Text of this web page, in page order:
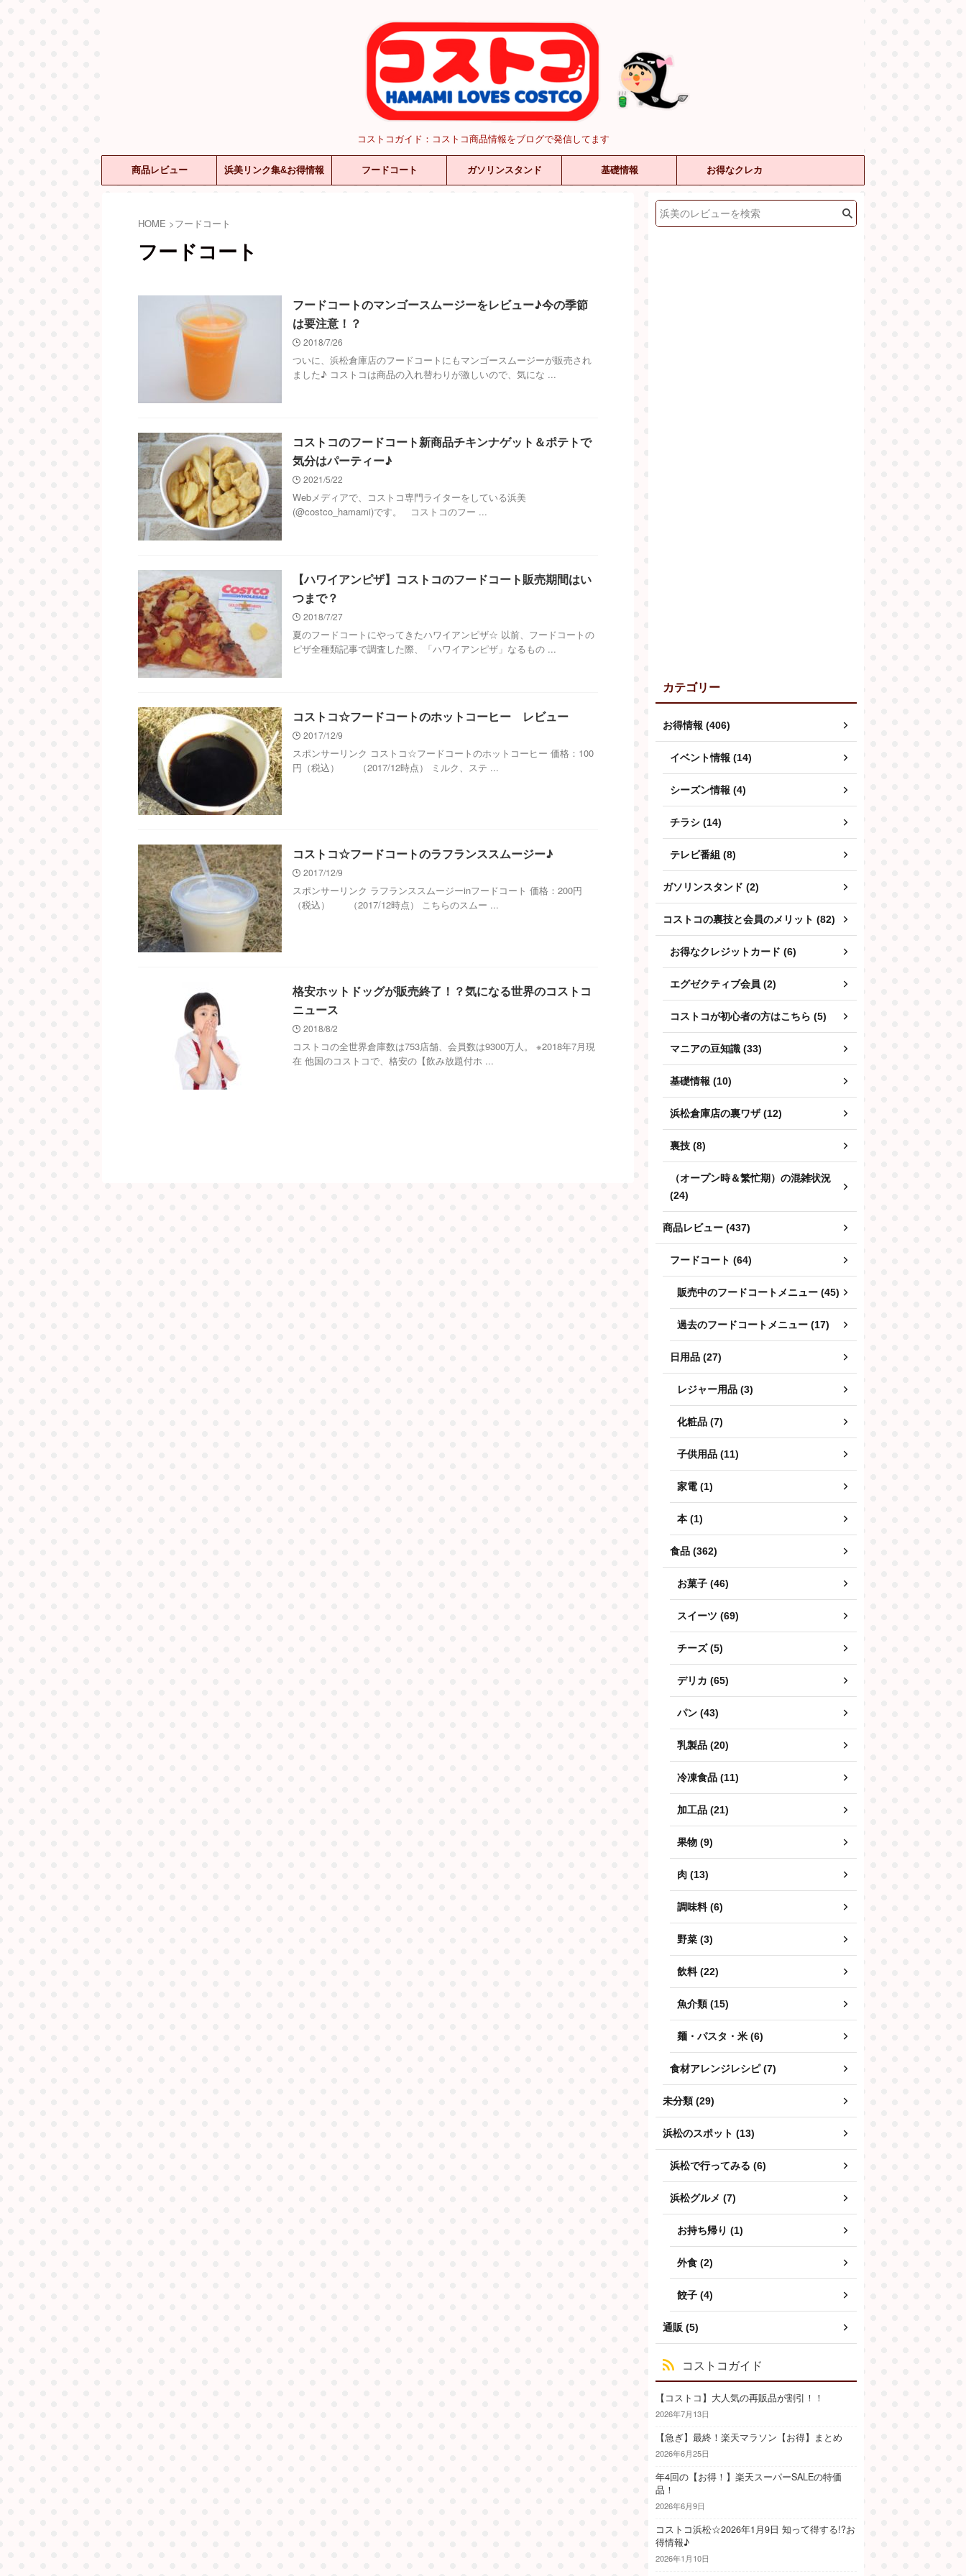
コストコガイド：コストコ商品情報をブログで発信してます
商品レビュー 浜美リンク集&お得情報 フードコート ガソリンスタンド 基礎情報 お得なクレカ
HOME >フードコート
フードコート
フードコートのマンゴースムージーをレビュー♪今の季節
は要注意！？
2018/7/26
ついに、浜松倉庫店のフードコートにもマンゴースムージーが販売され
ました♪ コストコは商品の入れ替わりが激しいので、気にな ...
コストコのフードコート新商品チキンナゲット＆ポテトで
気分はパーティー♪
2021/5/22
Webメディアで、コストコ専門ライターをしている浜美
(@costco_hamami)です。 コストコのフー ...
【ハワイアンピザ】コストコのフードコート販売期間はい
つまで？
2018/7/27
夏のフードコートにやってきたハワイアンピザ☆ 以前、フードコートの
ピザ全種類記事で調査した際、「ハワイアンピザ」なるもの ...
コストコ☆フードコートのホットコーヒー レビュー
2017/12/9
スポンサーリンク コストコ☆フードコートのホットコーヒー 価格：100
円（税込） （2017/12時点） ミルク、ステ ...
コストコ☆フードコートのラフランススムージー♪
2017/12/9
スポンサーリンク ラフランススムージーinフードコート 価格：200円
（税込） （2017/12時点） こちらのスムー ...
格安ホットドッグが販売終了！？気になる世界のコストコ
ニュース
2018/8/2
コストコの全世界倉庫数は753店舗、会員数は9300万人。 ※2018年7月現
在 他国のコストコで、格安の【飲み放題付ホ ...
カテゴリー
お得情報 (406)
イベント情報 (14)
シーズン情報 (4)
チラシ (14)
テレビ番組 (8)
ガソリンスタンド (2)
コストコの裏技と会員のメリット (82)
お得なクレジットカード (6)
エグゼクティブ会員 (2)
コストコが初心者の方はこちら (5)
マニアの豆知識 (33)
基礎情報 (10)
浜松倉庫店の裏ワザ (12)
裏技 (8)
（オープン時＆繁忙期）の混雑状況
(24)
商品レビュー (437)
フードコート (64)
販売中のフードコートメニュー (45)
過去のフードコートメニュー (17)
日用品 (27)
レジャー用品 (3)
化粧品 (7)
子供用品 (11)
家電 (1)
本 (1)
食品 (362)
お菓子 (46)
スイーツ (69)
チーズ (5)
デリカ (65)
パン (43)
乳製品 (20)
冷凍食品 (11)
加工品 (21)
果物 (9)
肉 (13)
調味料 (6)
野菜 (3)
飲料 (22)
魚介類 (15)
麺・パスタ・米 (6)
食材アレンジレシピ (7)
未分類 (29)
浜松のスポット (13)
浜松で行ってみる (6)
浜松グルメ (7)
お持ち帰り (1)
外食 (2)
餃子 (4)
通販 (5)
コストコガイド
【コストコ】大人気の再販品が割引！！
2026年7月13日
【急ぎ】最終！楽天マラソン【お得】まとめ
2026年6月25日
年4回の【お得！】楽天スーパーSALEの特価
品！
2026年6月9日
コストコ浜松☆2026年1月9日 知って得する!?お
得情報♪
2026年1月10日